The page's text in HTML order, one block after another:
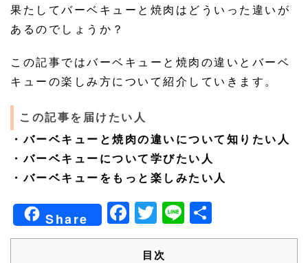
果たしてバーベキューと焼肉はどういった違いが
あるのでしょうか？
この記事ではバーベキューと焼肉の違いとバーベ
キューの楽しみ方について紹介していきます。
この記事を届けたい人
・バーベキューと焼肉の違いについて知りたい人
・バーベキューについて学びたい人
・バーベキューをもっと楽しみたい人
Share Facebook
Twitter
Line
有
目次